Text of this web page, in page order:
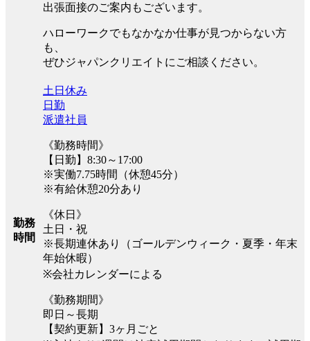
出張面接のご案内もございます。
ハローワークでもなかなか仕事が見つからない方
も、
ぜひジャパンクリエイトにご相談ください。
勤務
時間
土日休み
日勤
派遣社員
《勤務時間》
【日勤】8:30～17:00
※実働7.75時間（休憩45分）
※有給休憩20分あり
《休日》
土日・祝
※長期連休あり（ゴールデンウィーク・夏季・年末
年始休暇）
※会社カレンダーによる
《勤務期間》
即日～長期
【契約更新】3ヶ月ごと